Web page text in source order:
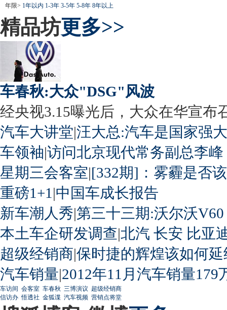
年限> 1年以内 1-3年 3-5年 5-8年 8年以上
精品坊更多>>
车春秋:大众"DSG"风波
经央视3.15曝光后，大众在华宣布
汽车大讲堂|汪大总:汽车是国家强
车领袖|访问北京现代常务副总李峰
星期三会客室|[332期]：雾霾是否
重磅1+1 |中国车成长报告
新车潮人秀|第三十三期:沃尔沃
本土车企研发调查|北汽 长安 比亚
超级经销商|保时捷的辉煌该如何延
汽车销量|2012年11月汽车销量179
车访间 会客室 车春秋 三博演议 超级经销商
信访办 悟透社 金狐谍 汽车视频 营销点将堂